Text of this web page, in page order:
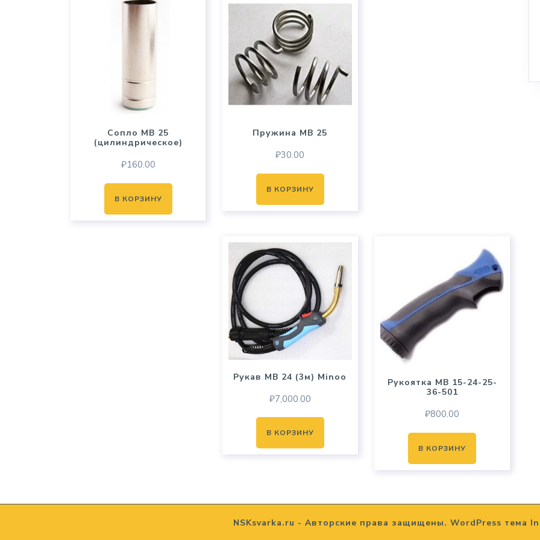
Сопло MB 25
(цилиндрическое)
₽160.00
В КОРЗИНУ
Пружина MB 25
₽30.00
В КОРЗИНУ
Рукав MB 24 (3м) Minoo
₽7,000.00
В КОРЗИНУ
Рукоятка MB 15-24-25-
36-501
₽800.00
В КОРЗИНУ
NSKsvarka.ru - Авторские права защищены. WordPress тема